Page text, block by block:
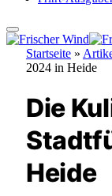
Startseite »
2024 in Heide
Die
Heide